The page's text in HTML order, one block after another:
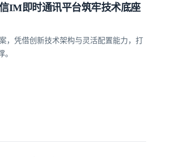
IM即时通讯平台筑牢技术底座
，凭借创新技术架构与灵活配置能力，打